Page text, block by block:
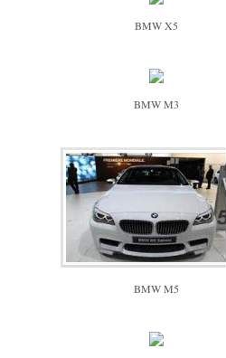
BMW X5
BMW M3
BMW M5